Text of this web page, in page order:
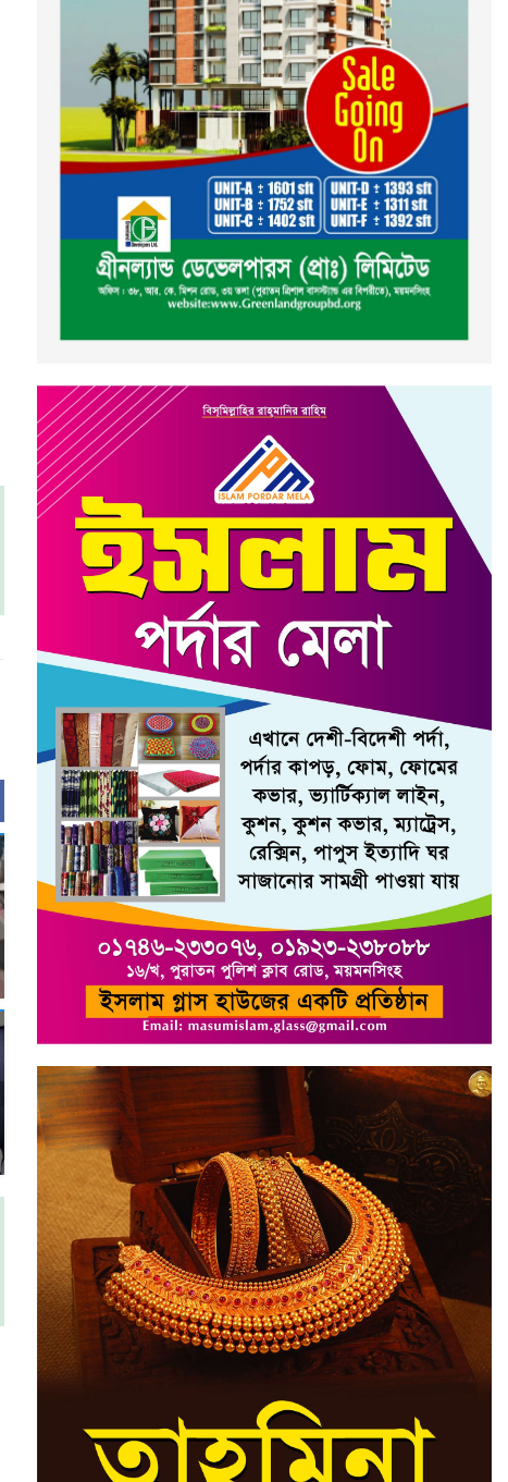
২০২৪ এর গণঅভ্যুত্থানের শহিদের
কবর জিয়ারত ও দোয়া করলেন
ময়মনসিংহ মহানগর জামায়াত